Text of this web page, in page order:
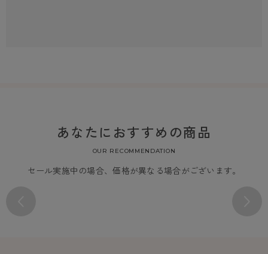
あなたにおすすめの商品
OUR RECOMMENDATION
セール実施中の場合、価格が異なる場合がございます。